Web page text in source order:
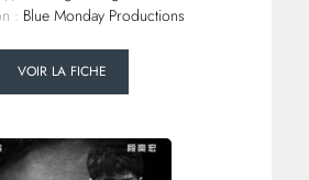
: Blue Monday Productions
VOIR LA FICHE